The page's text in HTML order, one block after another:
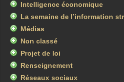
Intelligence économique
La semaine de l’information
Médias
Non classé
Projet de loi
Renseignement
Réseaux sociaux